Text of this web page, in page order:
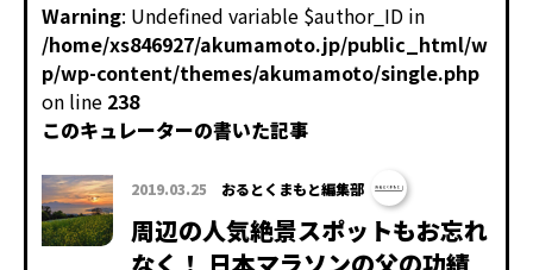
Warning: Undefined variable $author_ID in
/home/xs846927/akumamoto.jp/public_html/w
p/wp-content/themes/akumamoto/single.php
on line 238
このキュレーターの書いた記事
2019.03.25 おるとくまもと編集部
周辺の人気絶景スポットもお忘れ